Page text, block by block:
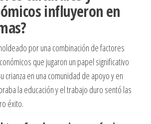
influyeron en
por una combinación de factores
que jugaron un papel significativo
crianza en una comunidad de apoyo y en
la educación y el trabajo duro sentó las
éxito.